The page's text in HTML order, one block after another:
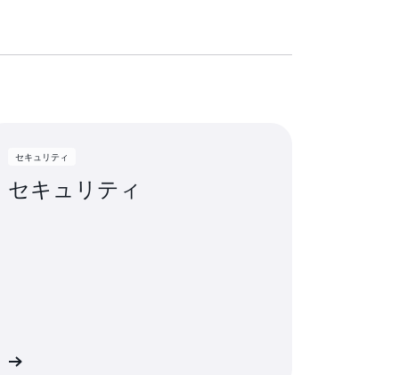
セキュリティ
セキュリティ